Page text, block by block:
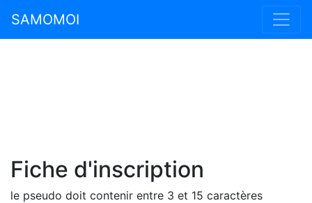
SAMOMOI
Fiche d'inscription
le pseudo doit contenir entre 3 et 15 caractères